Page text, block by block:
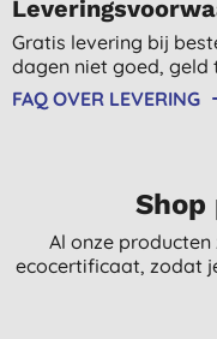
Gratis levering bij
dagen niet goed, geld
FAQ OVER LEVERING
Al onze
ecocertificaat, zodat